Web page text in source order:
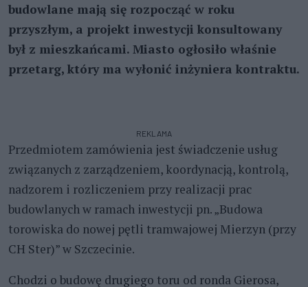
budowlane mają się rozpocząć w roku
przyszłym, a projekt inwestycji konsultowany
był z mieszkańcami. Miasto ogłosiło właśnie
przetarg, który ma wyłonić inżyniera kontraktu.
REKLAMA
Przedmiotem zamówienia jest świadczenie usług
związanych z zarządzeniem, koordynacją, kontrolą,
nadzorem i rozliczeniem przy realizacji prac
budowlanych w ramach inwestycji pn. „Budowa
torowiska do nowej pętli tramwajowej Mierzyn (przy
CH Ster)” w Szczecinie.
Chodzi o budowę drugiego toru od ronda Gierosa,